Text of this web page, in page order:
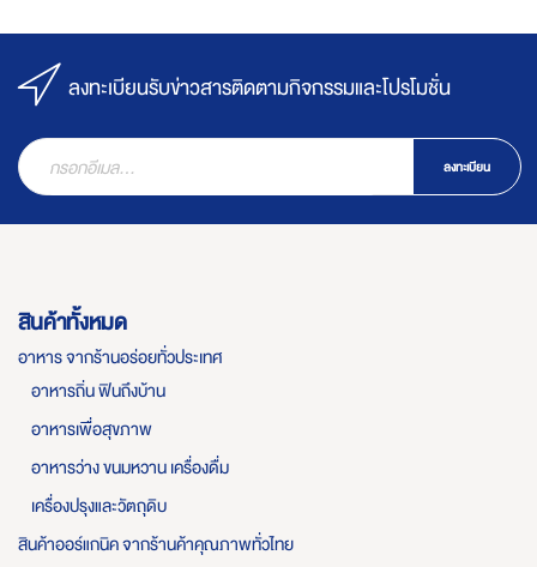
ลงทะเบียนรับข่าวสารติดตามกิจกรรมและโปรโมชั่น
ลงทะเบียน
สินค้าทั้งหมด
อาหาร จากร้านอร่อยทั่วประเทศ
อาหารถิ่น ฟินถึงบ้าน
อาหารเพื่อสุขภาพ
อาหารว่าง ขนมหวาน เครื่องดื่ม
เครื่องปรุงและวัตถุดิบ
สินค้าออร์แกนิค จากร้านค้าคุณภาพทั่วไทย